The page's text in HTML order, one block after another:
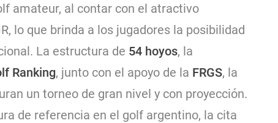
amateur, al contar con el atractivo
lo que brinda a los jugadores la posibilidad
La estructura de 54 hoyos, la
Ranking, junto con el apoyo de la FRGS, la
un torneo de gran nivel y con proyección.
de referencia en el golf argentino, la cita